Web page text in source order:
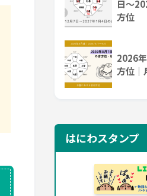
日～
方位
2026
方位｜
はにわスタンプ